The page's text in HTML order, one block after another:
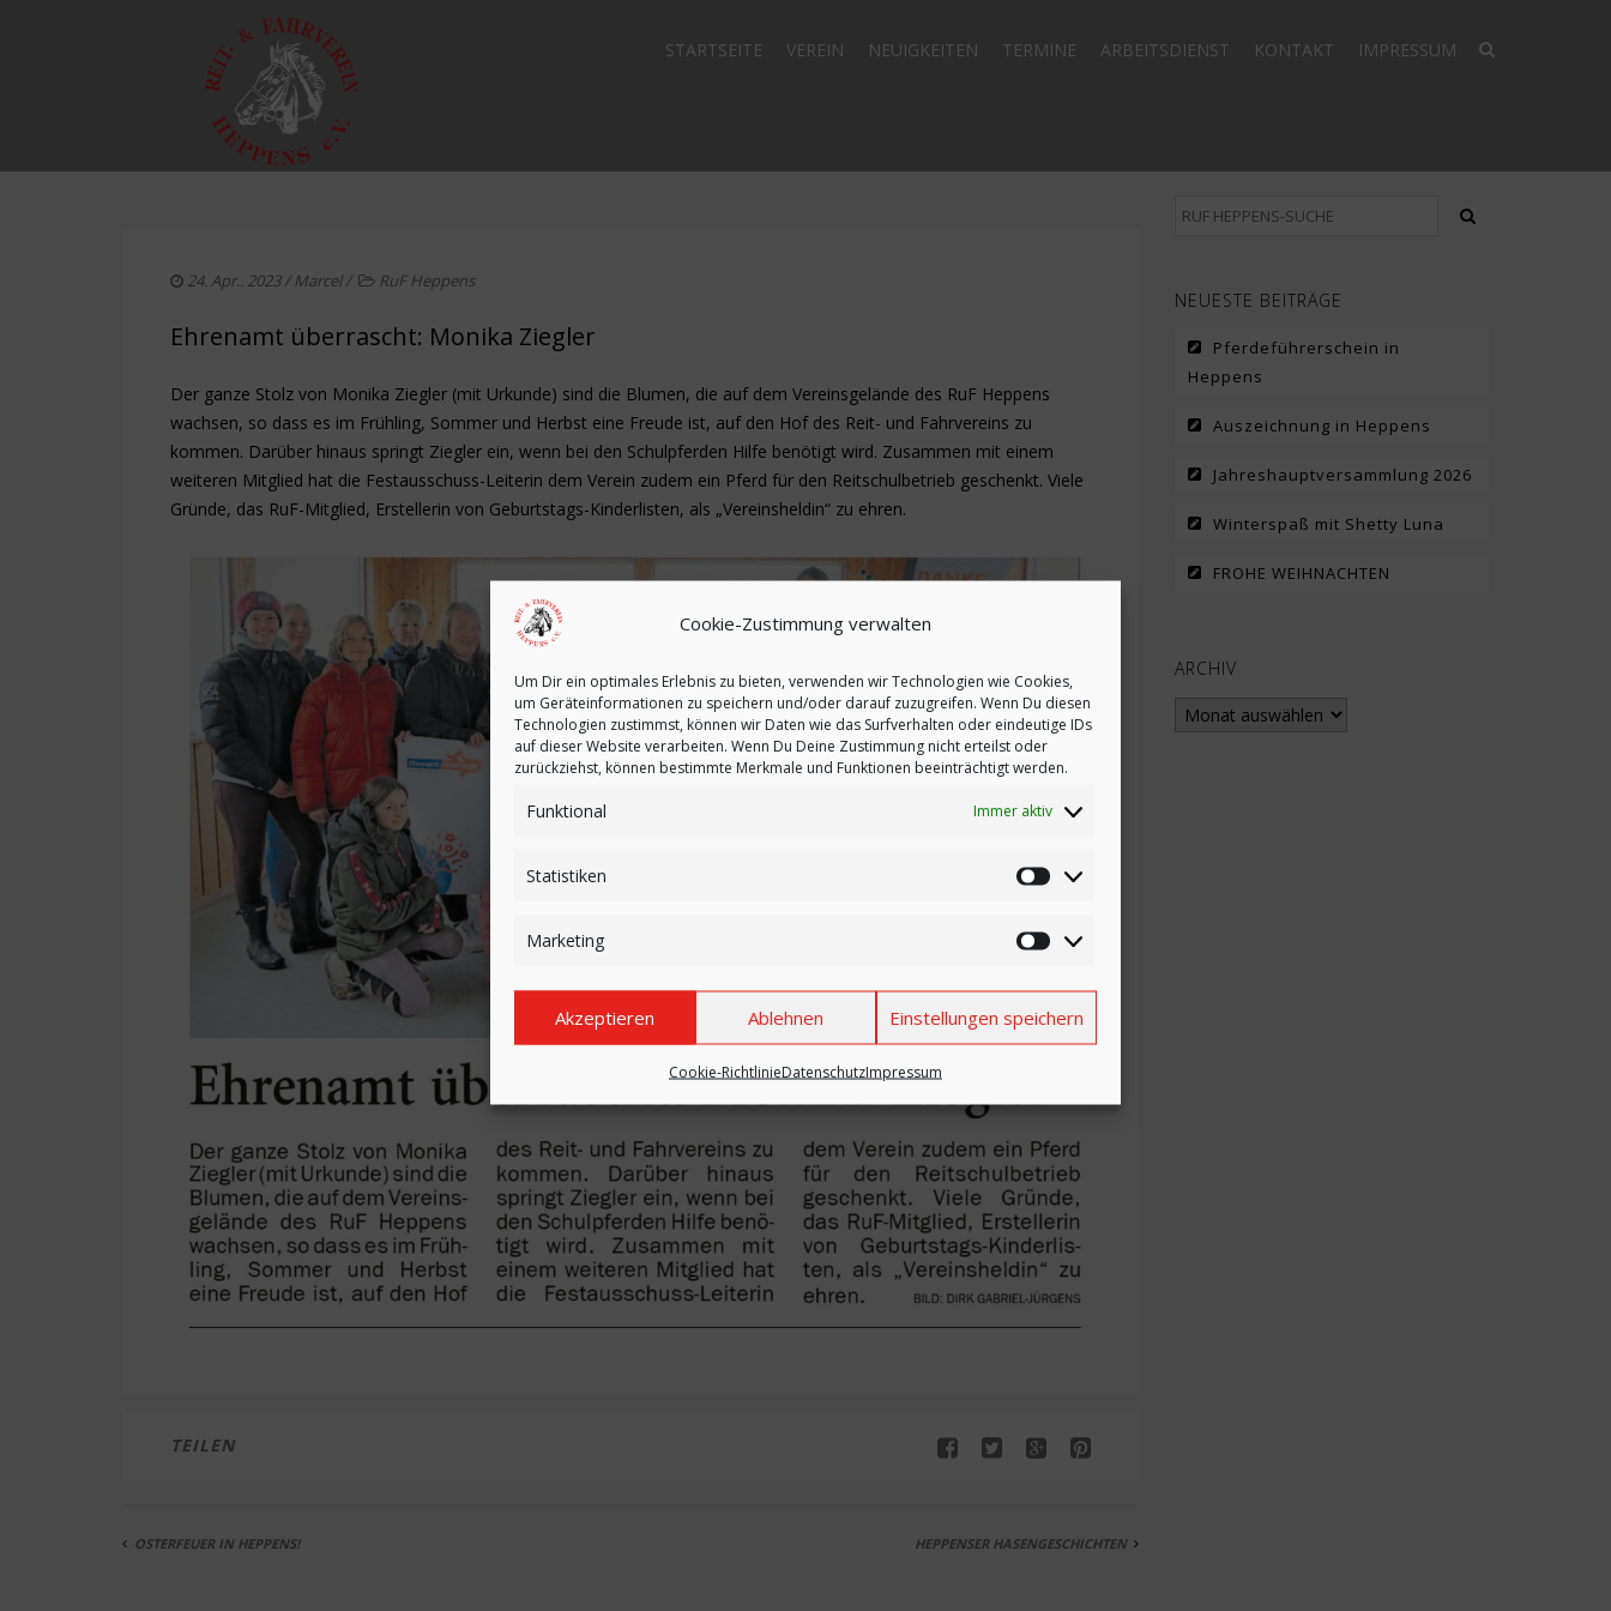
Cookie-Zustimmung verwalten
Um Dir ein optimales Erlebnis zu bieten, verwenden wir Technologien wie Cookies,
um Geräteinformationen zu speichern und/oder darauf zuzugreifen. Wenn Du diesen
Technologien zustimmst, können wir Daten wie das Surfverhalten oder eindeutige IDs
auf dieser Website verarbeiten. Wenn Du Deine Zustimmung nicht erteilst oder
zurückziehst, können bestimmte Merkmale und Funktionen beeinträchtigt werden.
Funktional Immer aktiv
Statistiken
Statistiken
Marketing
Marketing
Akzeptieren Ablehnen Einstellungen speichern
Cookie-RichtlinieDatenschutzImpressum
STARTSEITE VEREIN NEUIGKEITEN TERMINE ARBEITSDIENST KONTAKT IMPRESSUM
24. Apr.. 2023/Marcel/ RuF Heppens
Ehrenamt überrascht: Monika Ziegler
Der ganze Stolz von Monika Ziegler (mit Urkunde) sind die Blumen, die auf dem Vereinsgelände des RuF Heppens
wachsen, so dass es im Frühling, Sommer und Herbst eine Freude ist, auf den Hof des Reit- und Fahrvereins zu
kommen. Darüber hinaus springt Ziegler ein, wenn bei den Schulpferden Hilfe benötigt wird. Zusammen mit einem
weiteren Mitglied hat die Festausschuss-Leiterin dem Verein zudem ein Pferd für den Reitschulbetrieb geschenkt. Viele
Gründe, das RuF-Mitglied, Erstellerin von Geburtstags-Kinderlisten, als „Vereinsheldin“ zu ehren.
TEILEN
OSTERFEUER IN HEPPENS! HEPPENSER HASENGESCHICHTEN
NEUESTE BEITRÄGE
Pferdeführerschein in
Heppens
Auszeichnung in Heppens
Jahreshauptversammlung 2026
Winterspaß mit Shetty Luna
FROHE WEIHNACHTEN
ARCHIV
Archiv